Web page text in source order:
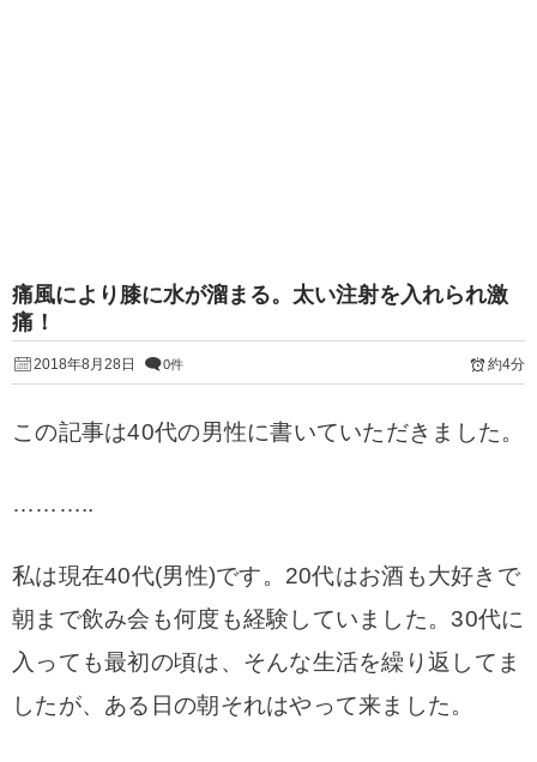
痛風により膝に水が溜まる。太い注射を入れられ激
痛！
2018年8月28日 0件 約4分
この記事は40代の男性に書いていただきました。
………..
私は現在40代(男性)です。20代はお酒も大好きで
朝まで飲み会も何度も経験していました。 30代に
入っても最初の頃は、そんな生活を繰り返してま
したが、ある日の朝それはやって来ました。